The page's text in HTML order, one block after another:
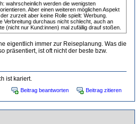
wahrscheinlich werden die wenigsten
Aber einen weiteren möglichen Aspekt
zurzeit aber keine Rolle spielt: Werbung.
Verbreitung durchaus nicht schlecht, auch an
(nicht nur Kund:innen) mal zufällig drauf stoßen.
eigentlich immer zur Reiseplanung. Was die
präsentiert, ist oft nicht der beste bzw.
ist kariert.
Beitrag beantworten Beitrag zitieren